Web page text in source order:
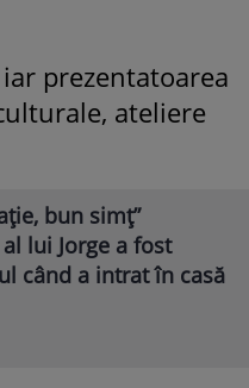
prezentatoarea
ateliere
bun simț”
lui Jorge a fost
când a intrat în casă